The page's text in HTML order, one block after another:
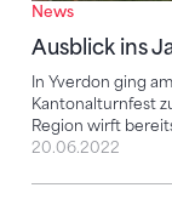
News
Ausblick ins
In Yverdon ging
Kantonalturnfest
Region wirft
20.06.2022